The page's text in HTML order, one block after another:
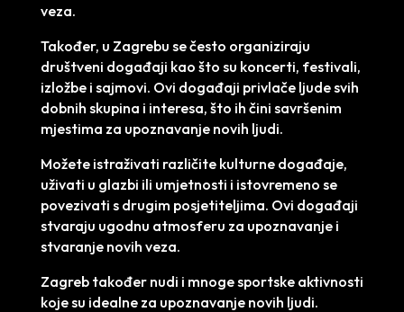
veza.
Također, u Zagrebu se često organiziraju
društveni događaji kao što su koncerti, festivali,
izložbe i sajmovi. Ovi događaji privlače ljude svih
dobnih skupina i interesa, što ih čini savršenim
mjestima za upoznavanje novih ljudi.
Možete istraživati različite kulturne događaje,
uživati u glazbi ili umjetnosti i istovremeno se
povezivati s drugim posjetiteljima. Ovi događaji
stvaraju ugodnu atmosferu za upoznavanje i
stvaranje novih veza.
Zagreb također nudi i mnoge sportske aktivnosti
koje su idealne za upoznavanje novih ljudi.